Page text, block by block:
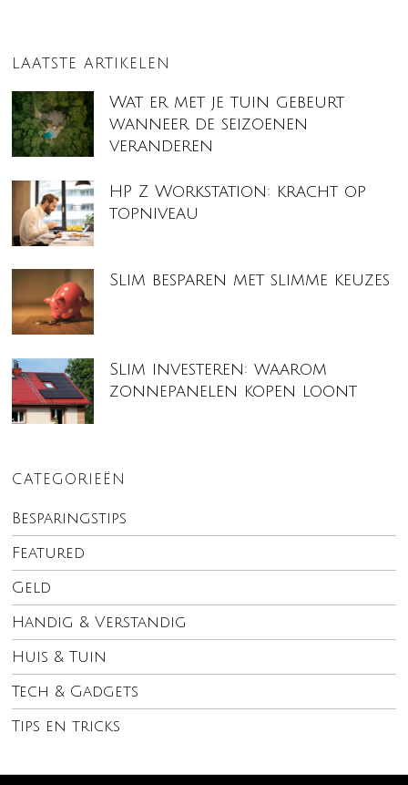
LAATSTE ARTIKELEN
Wat er met je tuin gebeurt
wanneer de seizoenen
veranderen
HP Z Workstation: kracht op
topniveau
Slim besparen met slimme keuzes
Slim investeren: waarom
zonnepanelen kopen loont
CATEGORIEËN
Besparingstips
Featured
Geld
Handig & Verstandig
Huis & Tuin
Tech & Gadgets
Tips en tricks